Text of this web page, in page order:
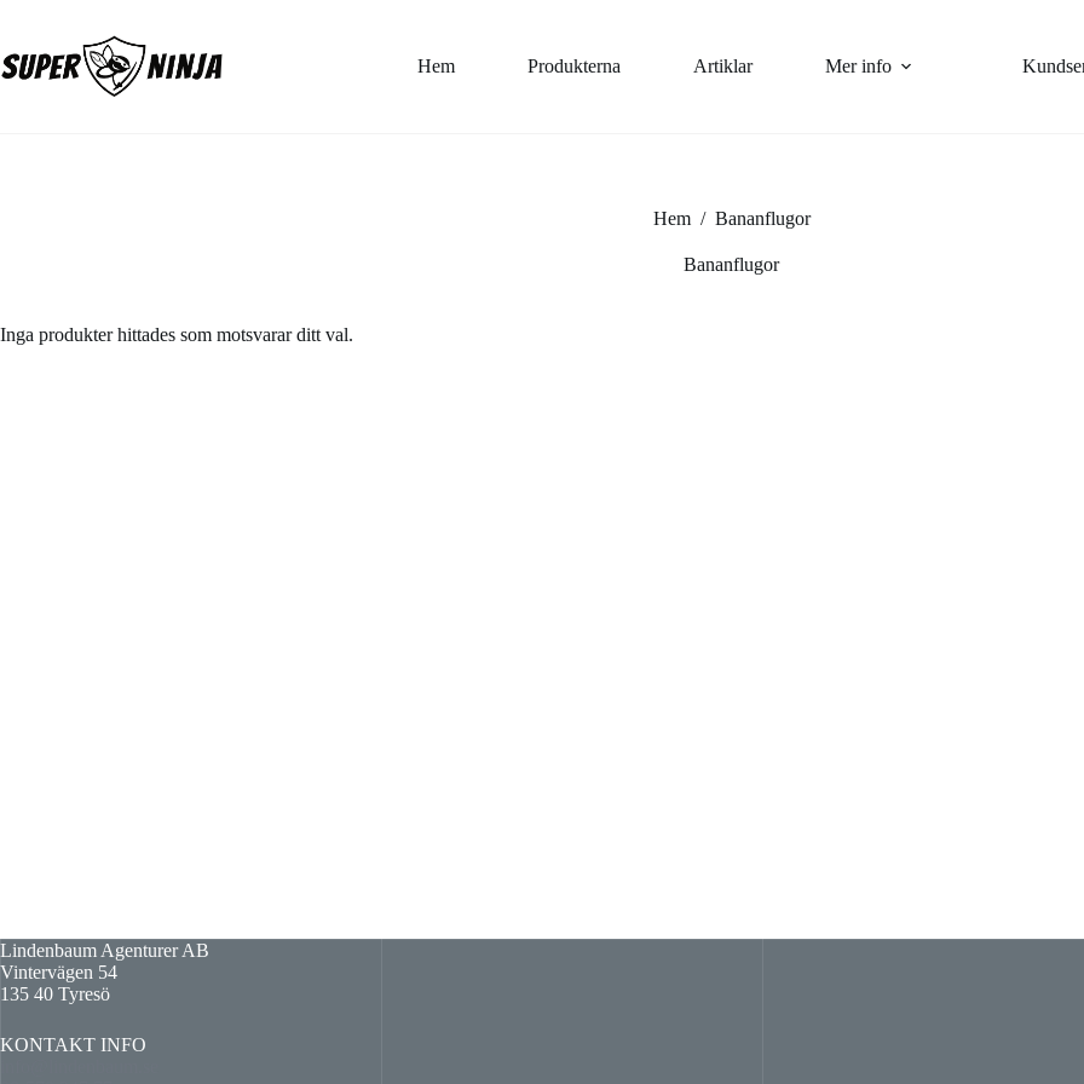
innehåll
Hem Produkterna Artiklar Mer info
Hem / Bananflugor
Bananflugor
Inga produkter hittades som motsvarar ditt val.
Lindenbaum Agenturer AB
Vintervägen 54
135 40 Tyresö
KONTAKT INFO